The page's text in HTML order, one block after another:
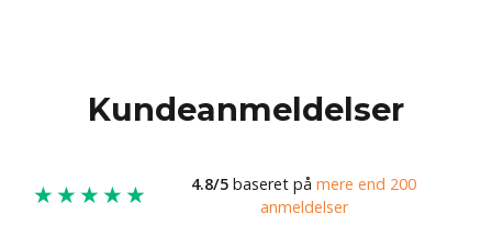
Kundeanmeldelser
★★★★★ 4.8/5 baseret på mere end 200
anmeldelser